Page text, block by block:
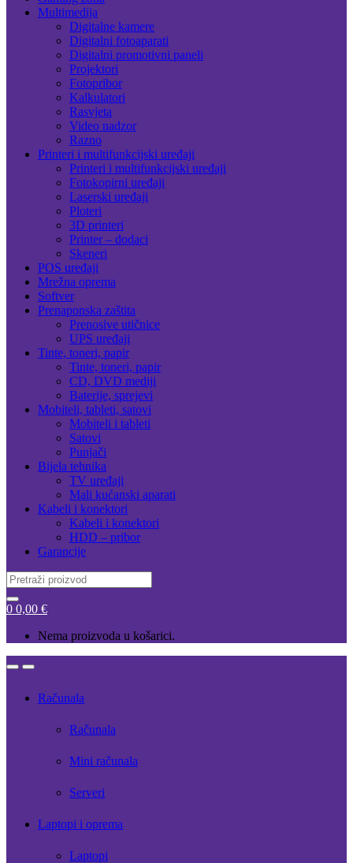
Multimedija
Digitalne kamere
Digitalni fotoaparati
Digitalni promotivni paneli
Projektori
Fotopribor
Kalkulatori
Rasvjeta
Video nadzor
Razno
Printeri i multifunkcijski uređaji
Printeri i multifunkcijski uređaji
Fotokopirni uređaji
Laserski uređaji
Ploteri
3D printeri
Printer – dodaci
Skeneri
POS uređaji
Mrežna oprema
Softver
Prenaponska zaštita
Prenosive utičnice
UPS uređaji
Tinte, toneri, papir
Tinte, toneri, papir
CD, DVD mediji
Baterije, sprejevi
Mobiteli, tableti, satovi
Mobiteli i tableti
Satovi
Punjači
Bijela tehnika
TV uređaji
Mali kućanski aparati
Kabeli i konektori
Kabeli i konektori
HDD – pribor
Garancije
Search
for:
0 0,00 €
Nema proizvoda u košarici.
OpenClose
Računala
Računala
Mini računala
Serveri
Laptopi i oprema
Laptopi